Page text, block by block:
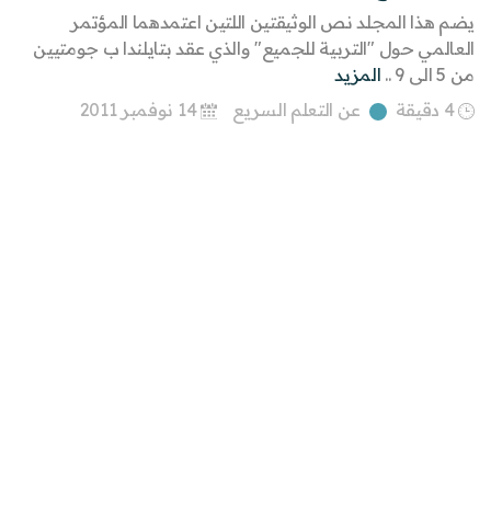
يضم هذا المجلد نص الوثيقتين اللتين اعتمدهما المؤتمر
العالمي حول "التربية للجميع" والذي عقد بتايلندا ب جومتيين
من 5 الى 9 ..
المزيد
4 دقيقة
عن التعلم السريع 14 نوفمبر 2011